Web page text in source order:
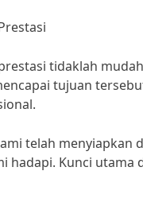
tidaklah
tujuan
telah
Kunci utama